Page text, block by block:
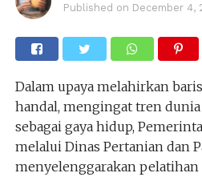
Published on December 4,
Dalam upaya melahirkan
handal, mengingat tren
sebagai gaya hidup,
melalui Dinas Pertanian dan
menyelenggarakan